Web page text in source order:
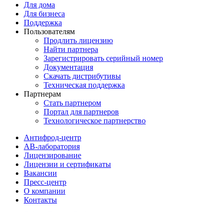
Для дома
Для бизнеса
Поддержка
Пользователям
Продлить лицензию
Найти партнера
Зарегистрировать серийный номер
Документация
Скачать дистрибутивы
Техническая поддержка
Партнерам
Стать партнером
Портал для партнеров
Технологическое партнерство
Антифрод-центр
АВ-лаборатория
Лицензирование
Лицензии и сертификаты
Вакансии
Пресс-центр
О компании
Контакты